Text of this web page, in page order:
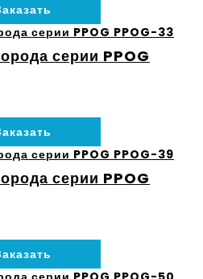
серии PPOG
серии PPOG